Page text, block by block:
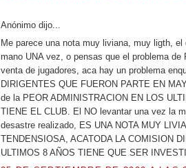
Anónimo dijo...
Me parece una nota muy liviana, muy ligth,
mano UNA vez, o pensas que el problema de
venta de jugadores, aca hay un problema
DIRIGENTES QUE FUERON PARTE EN
de la PEOR ADMINISTRACION EN LOS
TIENE EL CLUB. El NO levantar una vez la
desastre realizado, ES UNA NOTA MUY
TENDENSIOSA, ACATODA LA COMISION
ULTIMOS 8 AÑOS TIENE QUE SER